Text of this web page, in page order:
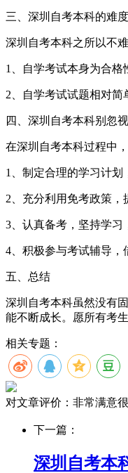
三、深圳自考本科的难
深圳自考本科之所以不
1、自学考试本身为合格
2、自学考试试题相对
四、深圳自考本科别忽
在深圳自考本科过程中
1、制定合理的学习计划
2、充分利用免考政策，
3、认真备考，坚持学习
4、积极参与考试辅导，
五、总结
深圳自考本科虽然没有
能不断成长。愿所有考
相关专题：
对文章评价： 非常满意
下一篇：
深圳自考本